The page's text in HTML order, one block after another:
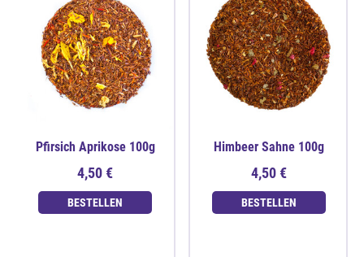
Pfirsich Aprikose 100g
4,50 €
BESTELLEN
Himbeer Sahne 100g
4,50 €
BESTELLEN